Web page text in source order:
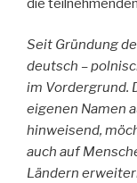
die
Seit Gründung
deutsch –
im Vordergrund.
eigenen Namen
hinweisend,
auch auf
Ländern